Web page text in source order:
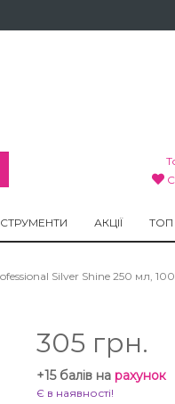
АКЦІЇ
Silver Shine 250 мл,
305 грн.
+15 балів на рахунок
Є в наявності!